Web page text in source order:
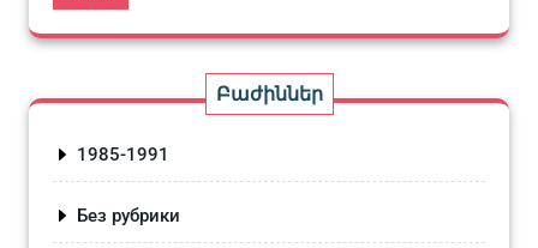
Բաժիններ
1985-1991
Без рубрики